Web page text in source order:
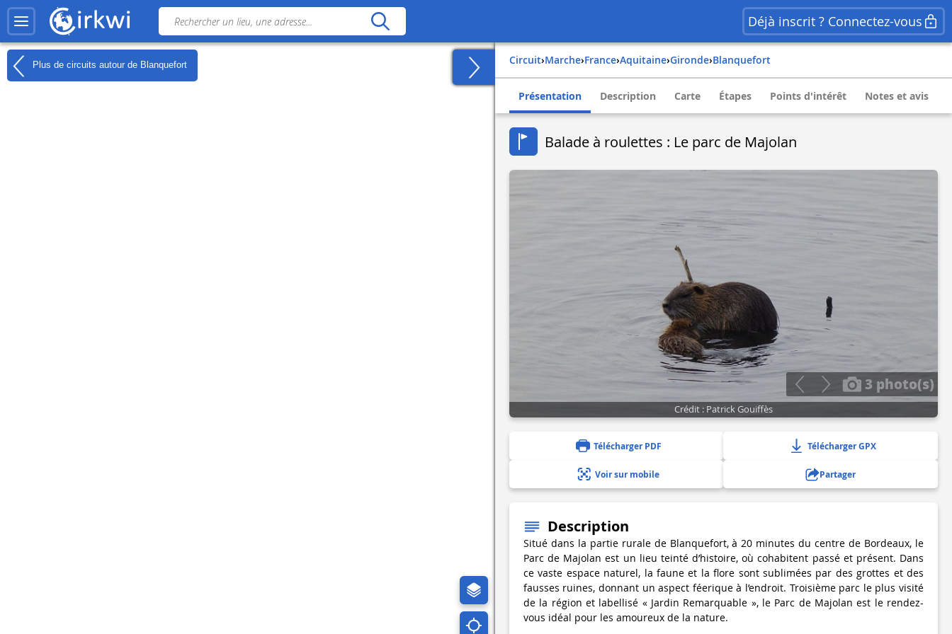
Déjà inscrit ? Connectez-vous
Plus de circuits autour de Blanquefort Circuit› Marche› france› aquitaine› gironde› blanquefort
Présentation Description Carte Étapes Points d'intérêt Notes et avis
Balade à roulettes : Le parc de Majolan
3 photo(s)
Crédit : Patrick Gouiffès
Télécharger PDF Télécharger GPX
Voir sur mobile Partager
Description
Situé dans la partie rurale de Blanquefort, à 20 minutes du centre de Bordeaux, le
Parc de Majolan est un lieu teinté d’histoire, où cohabitent passé et présent. Dans
ce vaste espace naturel, la faune et la flore sont sublimées par des grottes et des
fausses ruines, donnant un aspect féerique à l’endroit. Troisième parc le plus visité
de la région et labellisé « Jardin Remarquable », le Parc de Majolan est le rendez-
vous idéal pour les amoureux de la nature.